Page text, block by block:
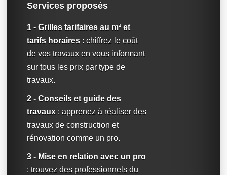
Services proposés
1 - Grilles tarifaires au m² et
tarifs horaires : chiffrez le coût
de vos travaux en vous informant
sur tous les prix par type de
travaux.
2 - Conseils et guide des
travaux : apprenez à réaliser des
travaux de construction et
rénovation comme un pro.
3 - Mise en relation avec un pro
: trouvez des professionnels du